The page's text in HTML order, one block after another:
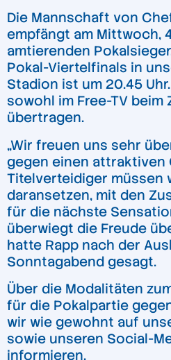
Die Mannschaft von
empfängt am Mittwoch,
amtierenden
Pokal-Viertelfinals in
Stadion ist um 20.45
sowohl im Free-TV beim
übertragen.
„Wir freuen uns sehr
gegen einen attraktiven
Titelverteidiger müssen
daransetzen, mit den
für die nächste
überwiegt die Freude
hatte Rapp nach der
Sonntagabend gesagt.
Über die Modalitäten
für die Pokalpartie
wir wie gewohnt auf
sowie unseren Social-
informieren.